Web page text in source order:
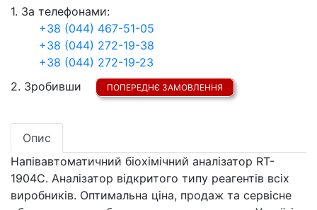
1. За телефонами:
+38 (044) 467-51-05
+38 (044) 272-19-38
+38 (044) 272-19-23
2. Зробивши
ПОПЕРЕДНЄ ЗАМОВЛЕННЯ
Опис
Напівавтоматичний біохімічний аналізатор RT-
1904C. Аналізатор відкритого типу реагентів всіх
виробників. Оптимальна ціна, продаж та сервісне